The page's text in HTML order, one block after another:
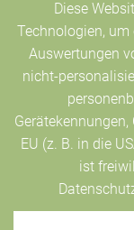
Diese
Technologien,
Auswertungen
nicht-
EU (z. B. in die
ist